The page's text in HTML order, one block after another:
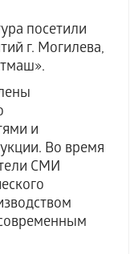
посетили
г. Могилева,
и
Во время
СМИ